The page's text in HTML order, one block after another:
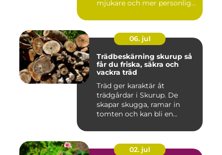
mjukare och mer personlig
06. jul
Trädbeskärning skurup så
får du friska, säkra och
vackra träd
Träd ger karaktär åt
trädgårdar i Skurup. De
skapar skugga, ramar in
tomten och kan bli en
02. jul